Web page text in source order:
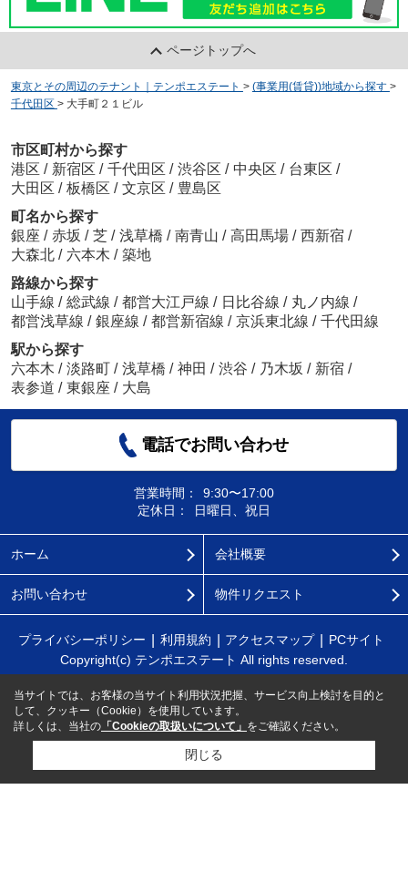
ページトップへ
東京とその周辺のテナント｜テンポエステート > (事業用(賃貸))地域から探す >
千代田区 > 大手町２１ビル
市区町村から探す
港区 / 新宿区 / 千代田区 / 渋谷区 / 中央区 / 台東区 /
大田区 / 板橋区 / 文京区 / 豊島区
町名から探す
銀座 / 赤坂 / 芝 / 浅草橋 / 南青山 / 高田馬場 / 西新宿 /
大森北 / 六本木 / 築地
路線から探す
山手線 / 総武線 / 都営大江戸線 / 日比谷線 / 丸ノ内線 /
都営浅草線 / 銀座線 / 都営新宿線 / 京浜東北線 / 千代田線
駅から探す
六本木 / 淡路町 / 浅草橋 / 神田 / 渋谷 / 乃木坂 / 新宿 /
表参道 / 東銀座 / 大島
電話でお問い合わせ
営業時間：
9:30〜17:00
定休日：
日曜日、祝日
ホーム 会社概要
お問い合わせ 物件リクエスト
プライバシーポリシー 利用規約 アクセスマップ
PCサイト
Copyright(c) テンポエステート All rights reserved.
当サイトでは、お客様の当サイト利用状況把握、サービス向上検討を目的と
して、クッキー（Cookie）を使用しています。
詳しくは、当社の 「Cookieの取扱いについて」 をご確認ください。
閉じる